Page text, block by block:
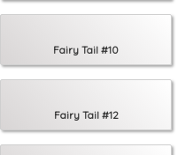
Fairy Tail #10
Fairy Tail #12